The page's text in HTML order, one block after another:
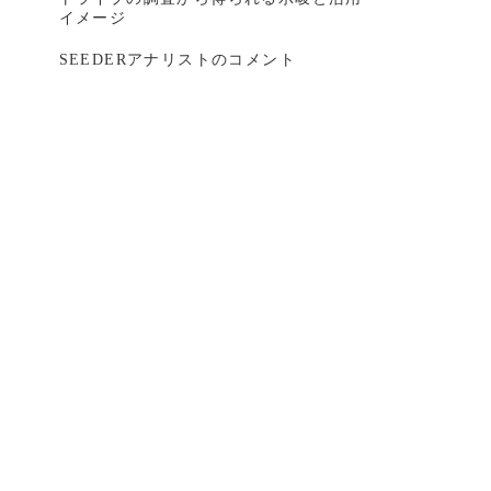
イメージ
SEEDERアナリストのコメント